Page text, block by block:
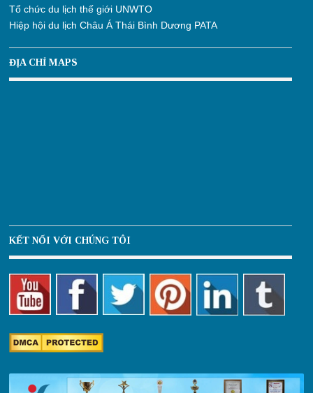
Tổ chức du lịch thế giới UNWTO
Hiệp hội du lịch Châu Á Thái Bình Dương PATA
ĐỊA CHỈ MAPS
KẾT NỐI VỚI CHÚNG TÔI